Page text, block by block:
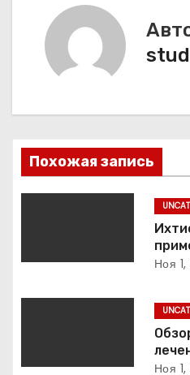
и
я
п
з
а
и
Похожая запись
Ноя
Ноя